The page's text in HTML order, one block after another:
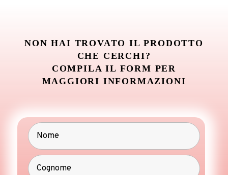
NON HAI TROVATO IL PRODOTTO
CHE CERCHI?
COMPILA IL FORM PER
MAGGIORI INFORMAZIONI